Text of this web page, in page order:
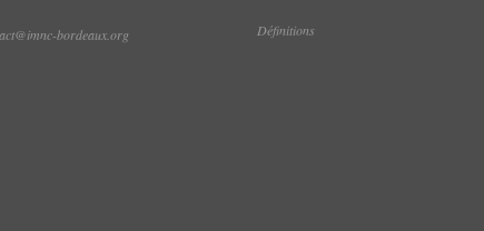
bordeaux.org Définitions